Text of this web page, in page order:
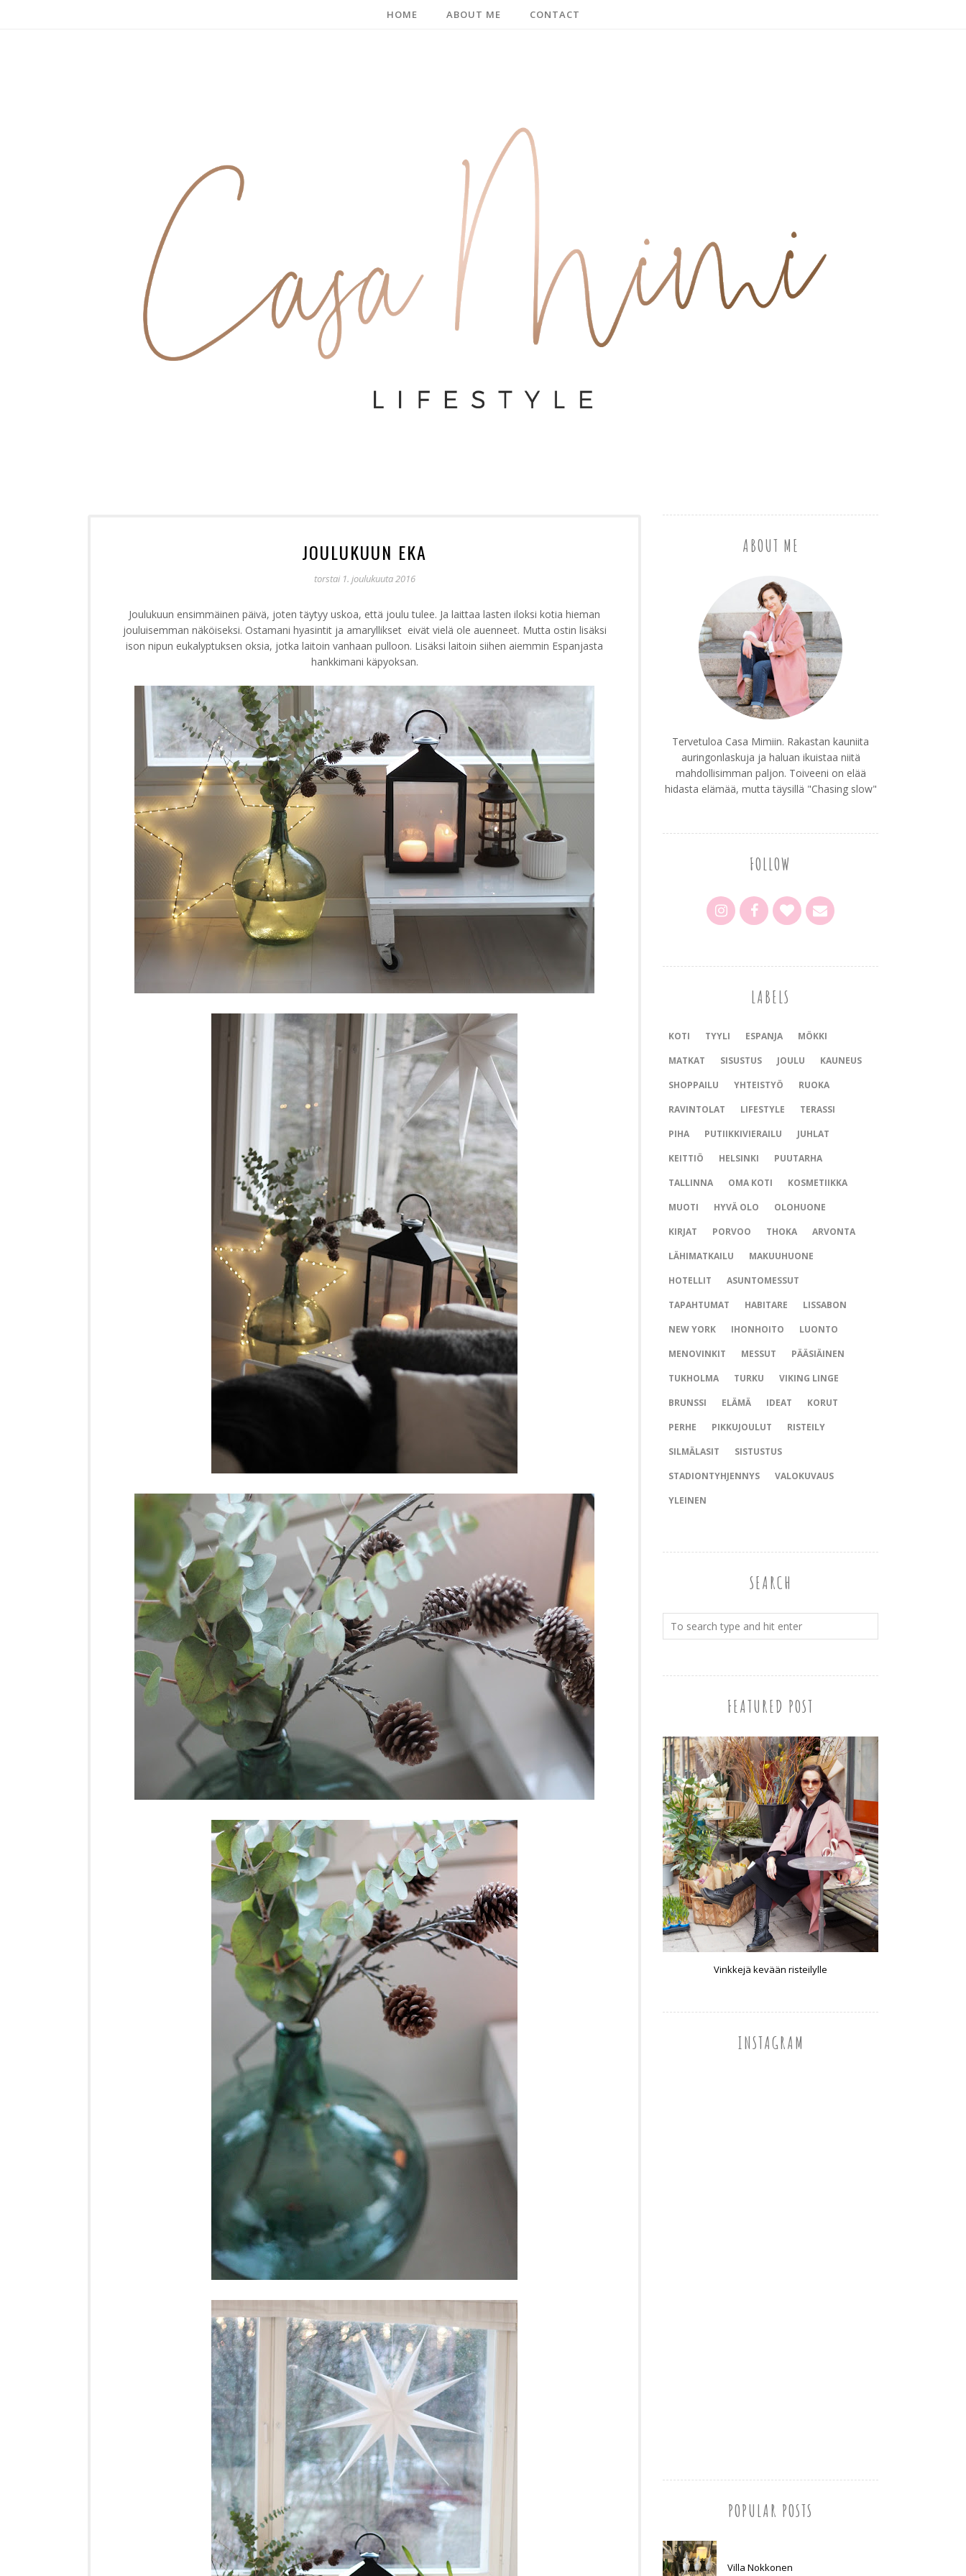
HOME ABOUT ME CONTACT
JOULUKUUN EKA
torstai 1. joulukuuta 2016
Joulukuun ensimmäinen päivä, joten täytyy uskoa, että joulu tulee. Ja laittaa lasten iloksi kotia hieman
jouluisemman näköiseksi. Ostamani hyasintit ja amaryllikset eivät vielä ole auenneet. Mutta ostin lisäksi
ison nipun eukalyptuksen oksia, jotka laitoin vanhaan pulloon. Lisäksi laitoin siihen aiemmin Espanjasta
hankkimani käpyoksan.
ABOUT ME
Tervetuloa Casa Mimiin. Rakastan kauniita
auringonlaskuja ja haluan ikuistaa niitä
mahdollisimman paljon. Toiveeni on elää
hidasta elämää, mutta täysillä "Chasing slow"
FOLLOW
LABELS
KOTI TYYLI ESPANJA
MÖKKI
MATKAT
SISUSTUS JOULU
KAUNEUS
SHOPPAILU
YHTEISTYÖ
RUOKA
RAVINTOLAT
LIFESTYLE
TERASSI
PIHA
PUTIIKKIVIERAILU
JUHLAT
KEITTIÖ
HELSINKI
PUUTARHA
TALLINNA
OMA KOTI
KOSMETIIKKA
MUOTI
HYVÄ OLO
OLOHUONE
KIRJAT
PORVOO THOKA
ARVONTA
LÄHIMATKAILU
MAKUUHUONE
HOTELLIT
ASUNTOMESSUT
TAPAHTUMAT
HABITARE
LISSABON
NEW YORK
IHONHOITO
LUONTO
MENOVINKIT
MESSUT
PÄÄSIÄINEN
TUKHOLMA
TURKU
VIKING LINGE
BRUNSSI
ELÄMÄ IDEAT
KORUT
PERHE
PIKKUJOULUT
RISTEILY
SILMÄLASIT
SISTUSTUS
STADIONTYHJENNYS
VALOKUVAUS
YLEINEN
SEARCH
FEATURED POST
Vinkkejä kevään risteilylle
INSTAGRAM
POPULAR POSTS
Villa Nokkonen